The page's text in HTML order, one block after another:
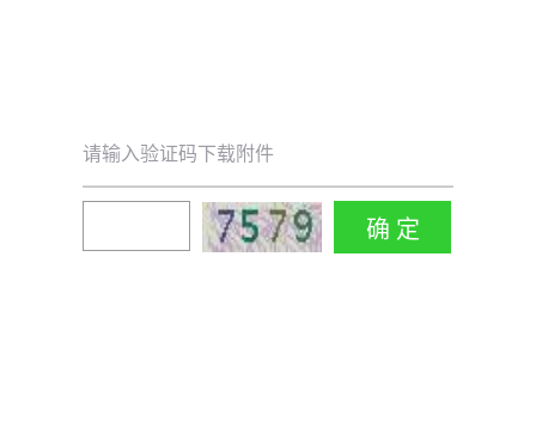
请输入验证码下载附件